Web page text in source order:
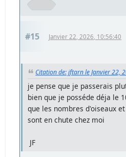
#15 Janvier 22, 2026, 10:56:40
Citation de: jftarn le Janvier 22,
je pense que je passerais
bien que je posséde déja le
que les nombres d'oiseaux
sont en chute chez moi
JF